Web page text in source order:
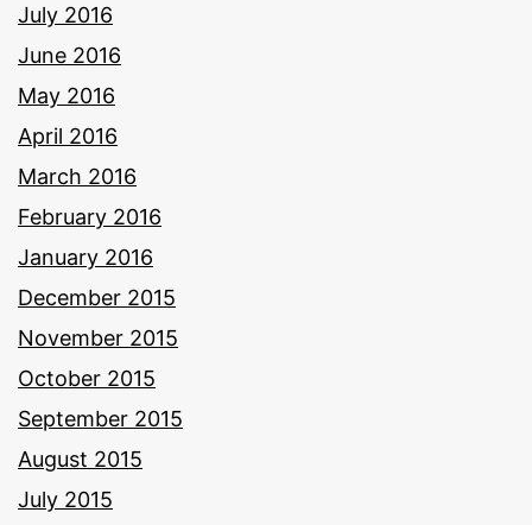
July 2016
June 2016
May 2016
April 2016
March 2016
February 2016
January 2016
December 2015
November 2015
October 2015
September 2015
August 2015
July 2015